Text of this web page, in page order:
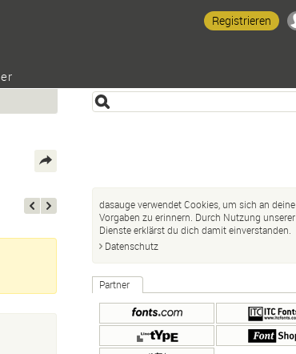
Registrieren
dasauge verwendet Cookies, um sich an deine
Vorgaben zu erinnern. Durch Nutzung unserer
Dienste erklärst du dich damit einverstanden.
Datenschutz
Partner